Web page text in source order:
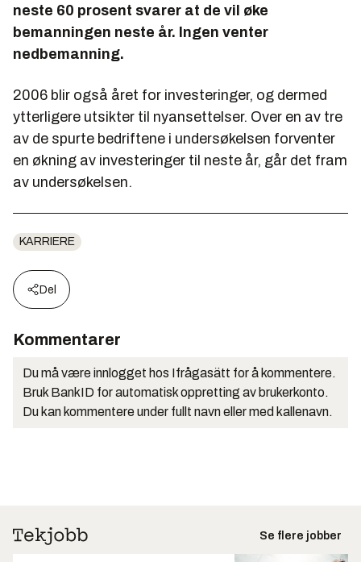
neste 60 prosent svarer at de vil øke
bemanningen neste år. Ingen venter
nedbemanning.
2006 blir også året for investeringer, og dermed
ytterligere utsikter til nyansettelser. Over en av tre
av de spurte bedriftene i undersøkelsen forventer
en økning av investeringer til neste år, går det fram
av undersøkelsen.
KARRIERE
Del
Kommentarer
Du må være innlogget hos Ifrågasätt for å kommentere.
Bruk BankID for automatisk oppretting av brukerkonto.
Du kan kommentere under fullt navn eller med kallenavn.
Se flere jobber